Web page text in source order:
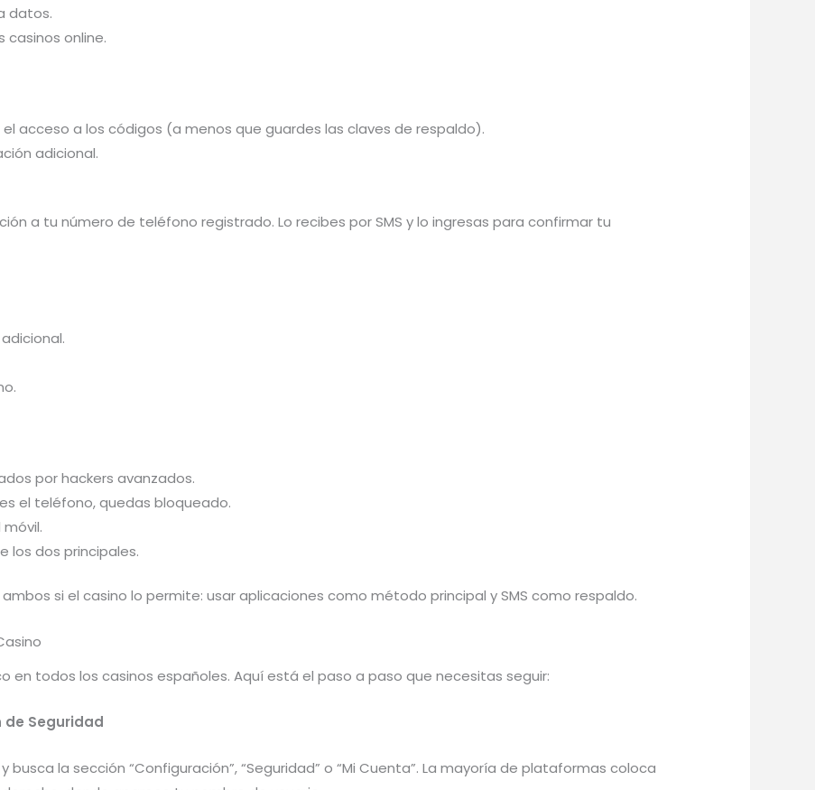
datos.
online.
acceso a los códigos (a menos que guardes las claves de respaldo).
adicional.
a tu número de teléfono registrado. Lo recibes por SMS y lo ingresas para confirmar tu
por hackers avanzados.
el teléfono, quedas bloqueado.
los dos principales.
si el casino lo permite: usar aplicaciones como método principal y SMS como respaldo.
en todos los casinos españoles. Aquí está el paso a paso que necesitas seguir:
de Seguridad
la sección “Configuración”, “Seguridad” o “Mi Cuenta”. La mayoría de plataformas coloca